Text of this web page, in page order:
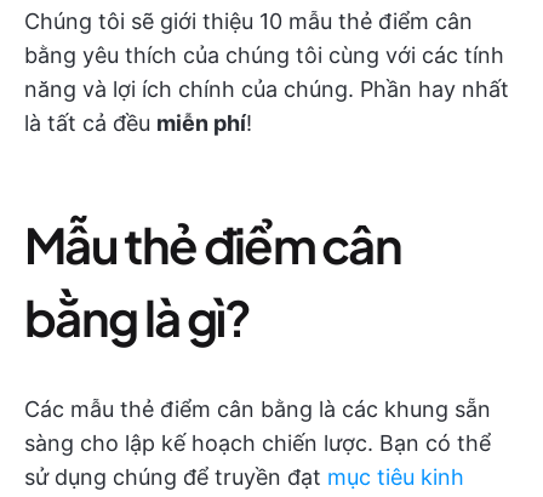
Chúng tôi sẽ giới thiệu 10 mẫu thẻ điểm cân
bằng yêu thích của chúng tôi cùng với các tính
năng và lợi ích chính của chúng. Phần hay nhất
là tất cả đều miễn phí!
Mẫu thẻ điểm cân
bằng là gì?
Các mẫu thẻ điểm cân bằng là các khung sẵn
sàng cho lập kế hoạch chiến lược. Bạn có thể
sử dụng chúng để truyền đạt mục tiêu kinh